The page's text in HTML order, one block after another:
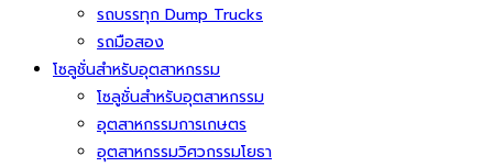
รถบรรทุก Dump Trucks
รถมือสอง
โซลูชั่นสําหรับอุตสาหกรรม
โซลูชั่นสําหรับอุตสาหกรรม
อุตสาหกรรมการเกษตร
อุตสาหกรรมวิศวกรรมโยธา